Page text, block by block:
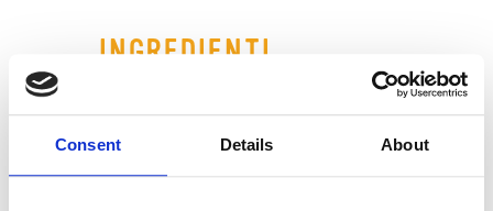
Consent Details About
INGREDIENTI
2 cipolle bianche piccole
125 g di yogurt bianco magro
Timo